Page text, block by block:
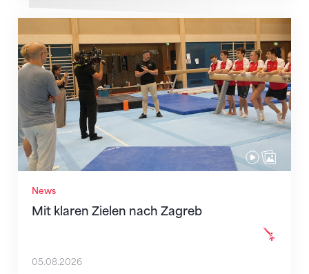
News
Mit klaren Zielen nach Zagreb
Mit klaren Zielen nach Zagreb
05.08.2026